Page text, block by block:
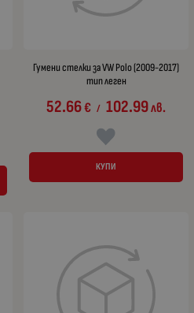
Гумени стелки за VW Polo (2009-2017)
тип леген
52.66€ / 102.99лв.
КУПИ